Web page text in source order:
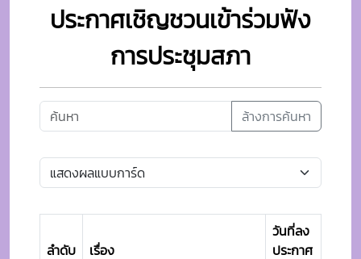
ประกาศเชิญชวนเข้าร่วมฟัง
การประชุมสภา
ล้างการค้นหา
ลำดับ เรื่อง
วันที่ลง
ประกาศ